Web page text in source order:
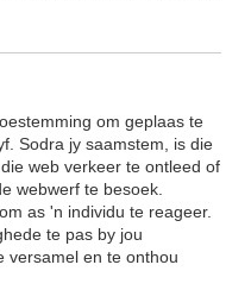
om geplaas te
Sodra jy saamstem, is die
web verkeer te ontleed of
webwerf te besoek.
as 'n individu te reageer.
te pas by jou
versamel en te onthou